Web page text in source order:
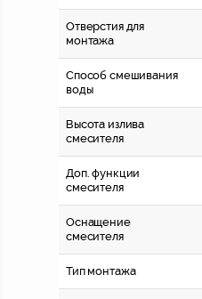
Отверстия для
монтажа
Способ смешивания
воды
Высота излива
смесителя
Доп. функции
смесителя
Оснащение
смесителя
Тип монтажа